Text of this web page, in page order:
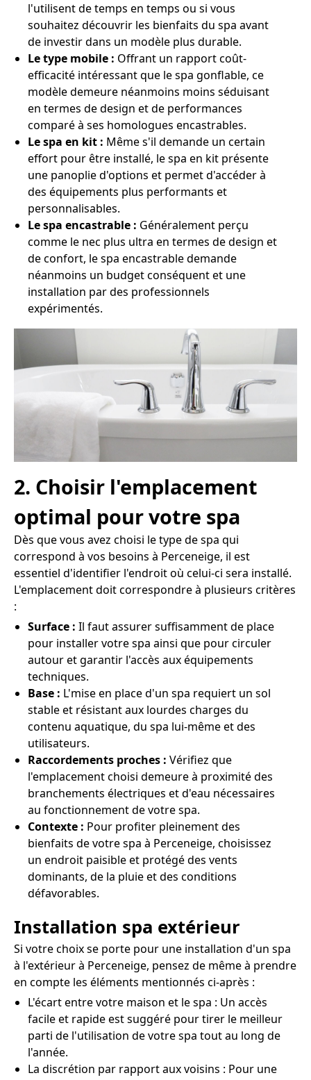
l'utilisent de temps en temps ou si vous
souhaitez découvrir les bienfaits du spa avant
de investir dans un modèle plus durable.
Le type mobile : Offrant un rapport coût-
efficacité intéressant que le spa gonflable, ce
modèle demeure néanmoins moins séduisant
en termes de design et de performances
comparé à ses homologues encastrables.
Le spa en kit : Même s'il demande un certain
effort pour être installé, le spa en kit présente
une panoplie d'options et permet d'accéder à
des équipements plus performants et
personnalisables.
Le spa encastrable : Généralement perçu
comme le nec plus ultra en termes de design et
de confort, le spa encastrable demande
néanmoins un budget conséquent et une
installation par des professionnels
expérimentés.
2. Choisir l'emplacement
optimal pour votre spa
Dès que vous avez choisi le type de spa qui
correspond à vos besoins à Perceneige, il est
essentiel d'identifier l'endroit où celui-ci sera installé.
L'emplacement doit correspondre à plusieurs critères
:
Surface : Il faut assurer suffisamment de place
pour installer votre spa ainsi que pour circuler
autour et garantir l'accès aux équipements
techniques.
Base : L'mise en place d'un spa requiert un sol
stable et résistant aux lourdes charges du
contenu aquatique, du spa lui-même et des
utilisateurs.
Raccordements proches : Vérifiez que
l'emplacement choisi demeure à proximité des
branchements électriques et d'eau nécessaires
au fonctionnement de votre spa.
Contexte : Pour profiter pleinement des
bienfaits de votre spa à Perceneige, choisissez
un endroit paisible et protégé des vents
dominants, de la pluie et des conditions
défavorables.
Installation spa extérieur
Si votre choix se porte pour une installation d'un spa
à l'extérieur à Perceneige, pensez de même à prendre
en compte les éléments mentionnés ci-après :
L'écart entre votre maison et le spa : Un accès
facile et rapide est suggéré pour tirer le meilleur
parti de l'utilisation de votre spa tout au long de
l'année.
La discrétion par rapport aux voisins : Pour une